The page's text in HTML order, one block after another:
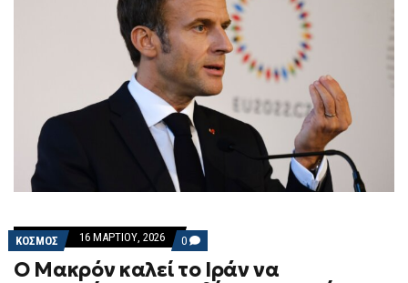
ΚΟΣΜΟΣ 16 ΜΑΡΤΊΟΥ, 2026 0 COMMENTS
ON
Ο
Ο Μακρόν καλεί το Ιράν να